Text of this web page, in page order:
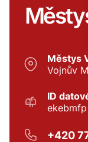
Městys
Vojnův
ID
ekebmfp
+420